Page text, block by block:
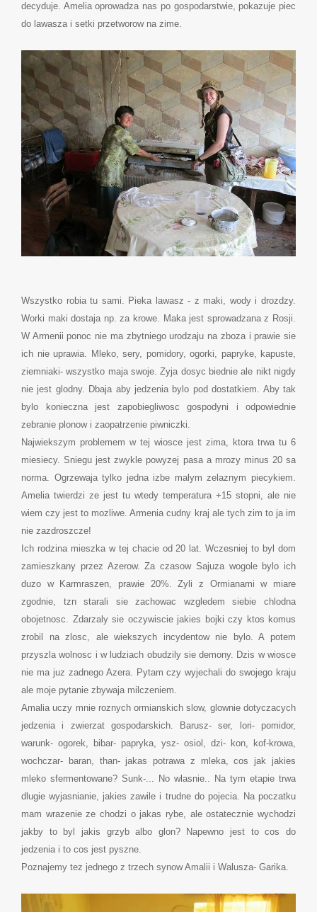
decyduje. Amelia oprowadza nas po gospodarstwie, pokazuje piec
do lawasza i setki przetworow na zime.
Wszystko robia tu sami. Pieka lawasz - z maki, wody i drozdzy.
Worki maki dostaja np. za krowe. Maka jest sprowadzana z Rosji.
W Armenii ponoc nie ma zbytniego urodzaju na zboza i prawie sie
ich nie uprawia. Mleko, sery, pomidory, ogorki, papryke, kapuste,
ziemniaki- wszystko maja swoje. Zyja dosyc biednie ale nikt nigdy
nie jest glodny. Dbaja aby jedzenia bylo pod dostatkiem. Aby tak
bylo konieczna jest zapobiegliwosc gospodyni i odpowiednie
zebranie plonow i zaopatrzenie piwniczki.
Najwiekszym problemem w tej wiosce jest zima, ktora trwa tu 6
miesiecy. Sniegu jest zwykle powyzej pasa a mrozy minus 20 sa
norma. Ogrzewaja tylko jedna izbe malym zelaznym piecykiem.
Amelia twierdzi ze jest tu wtedy temperatura +15 stopni, ale nie
wiem czy jest to mozliwe. Armenia cudny kraj ale tych zim to ja im
nie zazdroszcze!
Ich rodzina mieszka w tej chacie od 20 lat. Wczesniej to byl dom
zamieszkany przez Azerow. Za czasow Sajuza wogole bylo ich
duzo w Karmraszen, prawie 20%. Zyli z Ormianami w miare
zgodnie, tzn starali sie zachowac wzgledem siebie chlodna
obojetnosc. Zdarzaly sie oczywiscie jakies bojki czy ktos komus
zrobil na zlosc, ale wiekszych incydentow nie bylo. A potem
przyszla wolnosc i w ludziach obudzily sie demony. Dzis w wiosce
nie ma juz zadnego Azera. Pytam czy wyjechali do swojego kraju
ale moje pytanie zbywaja milczeniem.
Amalia uczy mnie roznych ormianskich slow, glownie dotyczacych
jedzenia i zwierzat gospodarskich. Barusz- ser, lori- pomidor,
warunk- ogorek, bibar- papryka, ysz- osiol, dzi- kon, kof-krowa,
wochczar- baran, than- jakas potrawa z mleka, cos jak jakies
mleko sfermentowane? Sunk-... No wlasnie.. Na tym etapie trwa
dlugie wyjasnianie, jakies zawile i trudne do pojecia. Na poczatku
mam wrazenie ze chodzi o jakas rybe, ale ostatecznie wychodzi
jakby to byl jakis grzyb albo glon? Napewno jest to cos do
jedzenia i to cos jest pyszne.
Poznajemy tez jednego z trzech synow Amalii i Walusza- Garika.